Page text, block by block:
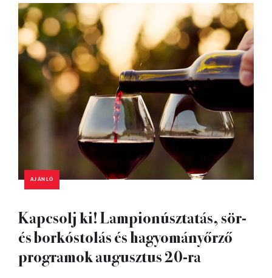
AJÁNLÓ
Kapcsolj ki! Lampionúsztatás, sör-
és borkóstolás és hagyományőrző
programok augusztus 20-ra